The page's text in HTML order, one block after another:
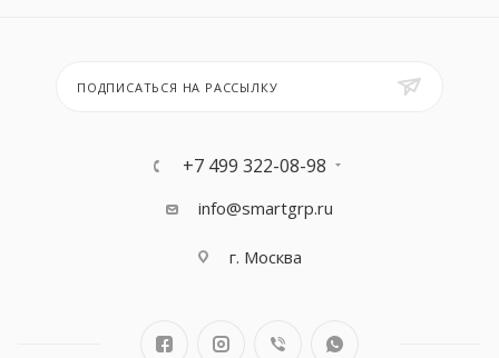
ПОДПИСАТЬСЯ НА РАССЫЛКУ
+7 499 322-08-98
info@smartgrp.ru
г. Москва